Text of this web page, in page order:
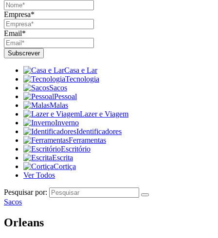
Empresa*
Email*
Casa e Lar
Tecnologia
Sacos
Pessoal
Malas
Lazer e Viagem
Inverno
Identificadores
Ferramentas
Escritório
Escrita
Cortiça
Ver Todos
Pesquisar por:
Sacos
Orleans